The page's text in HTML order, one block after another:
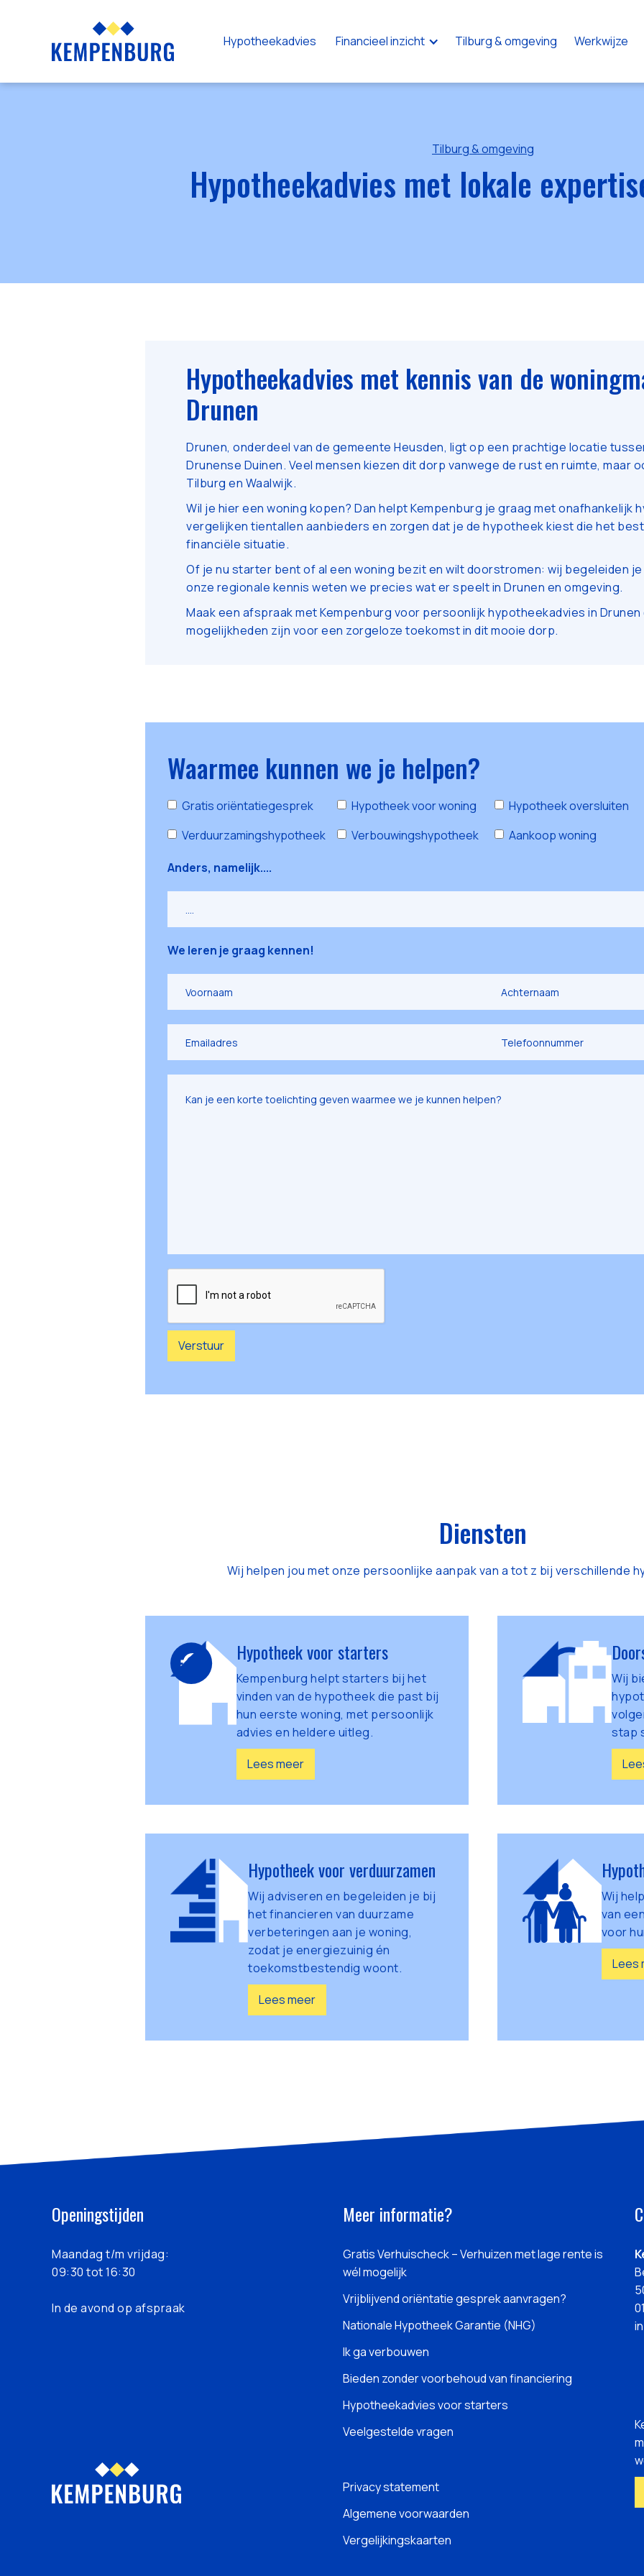
Hypotheekadvies Financieel inzicht Tilburg & omgeving Werkwijze
Tilburg & omgeving
Hypotheekadvies met lokale
Hypotheekadvies met kennis van de
Drunen
Drunen, onderdeel van de gemeente Heusden, ligt op een prachtige locatie
Drunense Duinen. Veel mensen kiezen dit dorp vanwege de rust en ruimte, maar
Tilburg en Waalwijk.
Wil je hier een woning kopen? Dan helpt Kempenburg je graag met onafhankelijk
vergelijken tientallen aanbieders en zorgen dat je de hypotheek kiest die het
financiële situatie.
Of je nu starter bent of al een woning bezit en wilt doorstromen: wij begeleiden
onze regionale kennis weten we precies wat er speelt in Drunen en omgeving.
Maak een afspraak met Kempenburg voor persoonlijk hypotheekadvies in
mogelijkheden zijn voor een zorgeloze toekomst in dit mooie dorp.
Waarmee kunnen we je helpen?
Gratis oriëntatiegesprek Hypotheek voor woning Hypotheek oversluiten
Verduurzamingshypotheek
Verbouwingshypotheek Aankoop woning
Anders, namelijk....
We leren je graag kennen!
Diensten
Wij helpen jou met onze persoonlijke aanpak van a tot z bij verschillende
Hypotheek voor starters
Kempenburg helpt starters bij het
vinden van de hypotheek die past bij
hun eerste woning, met persoonlijk
advies en heldere uitleg.
Lees meer
Wij
stap
Hypotheek voor verduurzamen
Wij adviseren en begeleiden je bij
het financieren van duurzame
verbeteringen aan je woning,
zodat je energiezuinig én
toekomstbestendig woont.
Lees meer
Wij
van
voor
Lees
Openingstijden
Maandag t/m vrijdag:
09:30 tot 16:30
In de avond op afspraak
Meer informatie?
Gratis Verhuischeck – Verhuizen met lage rente is
wél mogelijk
Vrijblijvend oriëntatie gesprek aanvragen?
Nationale Hypotheek Garantie (NHG)
Ik ga verbouwen
Bieden zonder voorbehoud van financiering
Hypotheekadvies voor starters
Veelgestelde vragen
Privacy statement
Algemene voorwaarden
Vergelijkingskaarten